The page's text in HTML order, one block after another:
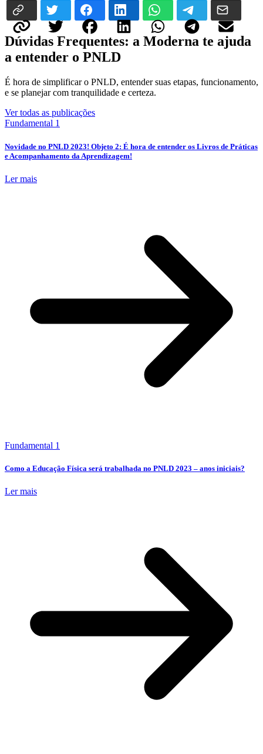
Dúvidas Frequentes: a Moderna te ajuda
a entender o PNLD
É hora de simplificar o PNLD, entender suas etapas, funcionamento,
e se planejar com tranquilidade e certeza.
Ver todas as publicações
Fundamental 1
Novidade no PNLD 2023! Objeto 2: É hora de entender os Livros de Práticas
e Acompanhamento da Aprendizagem!
Ler mais
Fundamental 1
Como a Educação Física será trabalhada no PNLD 2023 – anos iniciais?
Ler mais